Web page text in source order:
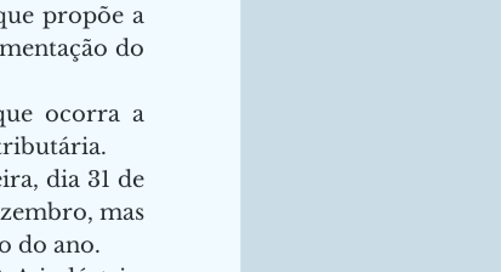
propõe a
do
ocorra a
dia 31 de
mas
do ano.